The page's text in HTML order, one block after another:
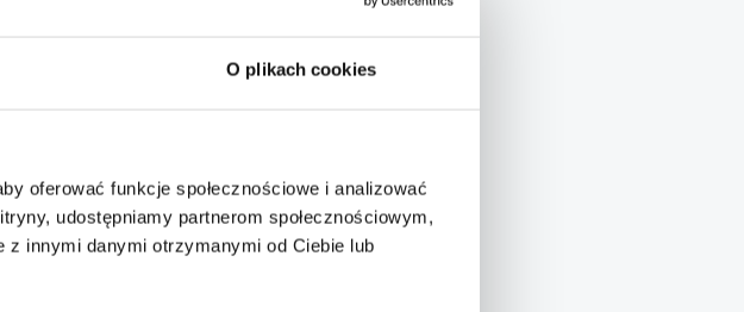
O plikach cookies
oferować funkcje społecznościowe i analizować
udostępniamy partnerom społecznościowym,
z innymi danymi otrzymanymi od Ciebie lub
przepisów
planem.
działkach
dopuszcza się
zabudowy,
w